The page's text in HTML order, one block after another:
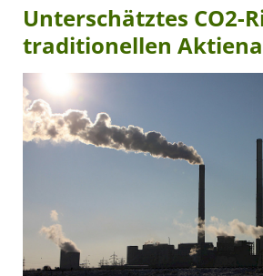
Unterschätztes CO2-
traditionellen